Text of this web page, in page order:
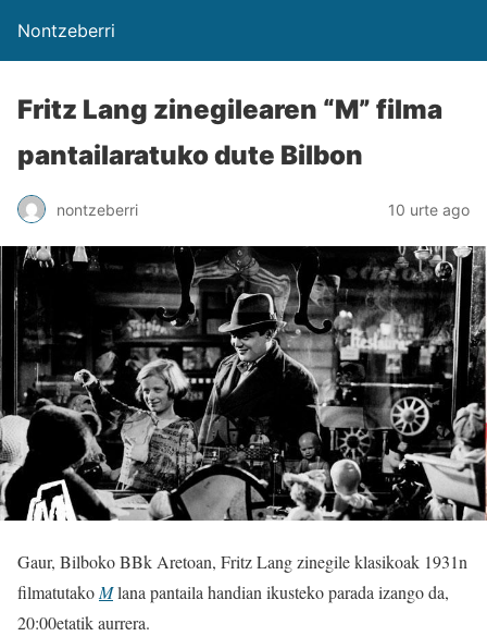
Nontzeberri
Fritz Lang zinegilearen “M” filma
pantailaratuko dute Bilbon
nontzeberri 10 urte ago
Gaur, Bilboko BBk Aretoan, Fritz Lang zinegile klasikoak 1931n
filmatutakoMlana pantaila handian ikusteko parada izango da,
20:00etatik aurrera.